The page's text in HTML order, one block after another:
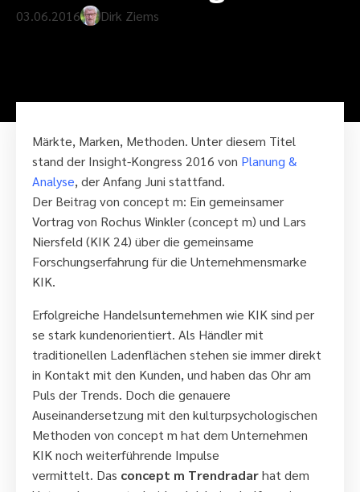
03.06.2016 Dirk Ziems
Märkte, Marken, Methoden. Unter diesem Titel
stand der Insight-Kongress 2016 von Planung &
Analyse, der Anfang Juni stattfand.
Der Beitrag von concept m: Ein gemeinsamer
Vortrag von Rochus Winkler (concept m) und Lars
Niersfeld (KIK 24) über die gemeinsame
Forschungserfahrung für die Unternehmensmarke
KIK.
Erfolgreiche Handelsunternehmen wie KIK sind per
se stark kundenorientiert. Als Händler mit
traditionellen Ladenflächen stehen sie immer direkt
in Kontakt mit den Kunden, und haben das Ohr am
Puls der Trends. Doch die genauere
Auseinandersetzung mit den kulturpsychologischen
Methoden von concept m hat dem Unternehmen
KIK noch weiterführende Impulse
vermittelt. Das concept m Trendradarhat dem